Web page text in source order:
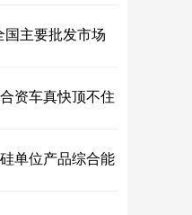
主要批发市场
资车真快顶不住
单位产品综合能